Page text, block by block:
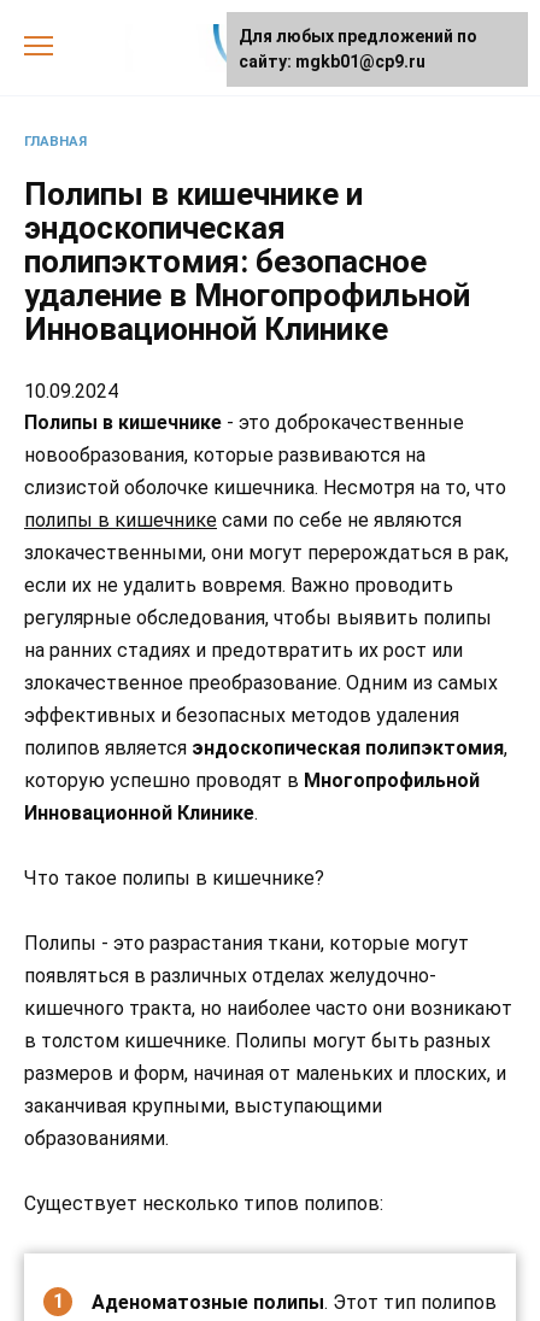
ГЛАВНАЯ
Полипы в кишечнике и
эндоскопическая
полипэктомия: безопасное
удаление в Многопрофильной
Инновационной Клинике
10.09.2024
Полипы в кишечнике - это доброкачественные
новообразования, которые развиваются на
слизистой оболочке кишечника. Несмотря на то, что
полипы в кишечнике сами по себе не являются
злокачественными, они могут перерождаться в рак,
если их не удалить вовремя. Важно проводить
регулярные обследования, чтобы выявить полипы
на ранних стадиях и предотвратить их рост или
злокачественное преобразование. Одним из самых
эффективных и безопасных методов удаления
полипов является эндоскопическая полипэктомия,
которую успешно проводят в Многопрофильной
Инновационной Клинике.
Что такое полипы в кишечнике?
Полипы - это разрастания ткани, которые могут
появляться в различных отделах желудочно-
кишечного тракта, но наиболее часто они возникают
в толстом кишечнике. Полипы могут быть разных
размеров и форм, начиная от маленьких и плоских, и
заканчивая крупными, выступающими
образованиями.
Существует несколько типов полипов:
Аденоматозные полипы. Этот тип полипов
Для любых предложений по
сайту: mgkb01@cp9.ru